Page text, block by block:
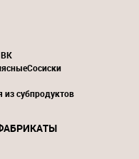
ВК
Сосиски
из субпродуктов